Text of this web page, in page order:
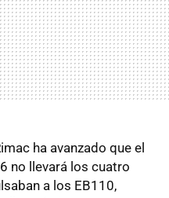
ha avanzado que el
no llevará los cuatro
a los EB110,